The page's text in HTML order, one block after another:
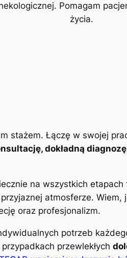
Pomagam
życia.
stażem. Łączę w swojej
dokładną
na wszystkich
atmosferze.
oraz profesjonalizm.
potrzeb
przewlekłych